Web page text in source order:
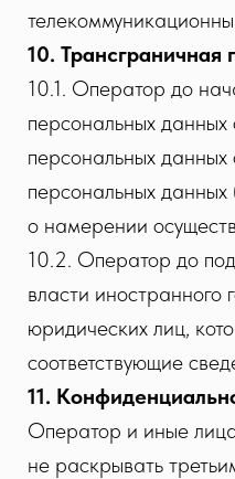
10.
10.1. Оператор до
персональных
персональных
персональных данных
о намерении
10.2. Оператор до
власти иностранного
юридических лиц,
соответствующие
11.
Оператор и иные
не раскрывать